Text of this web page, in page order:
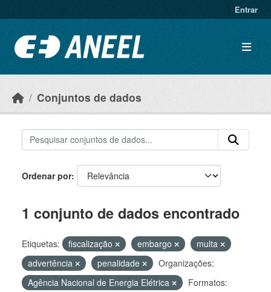
Entrar
Conjuntos de dados
Ordenar por
1 conjunto de dados encontrado
Etiquetas: fiscalização embargo
multa
advertência
penalidade
Organizações:
Agência Nacional de Energia Elétrica
Formatos: